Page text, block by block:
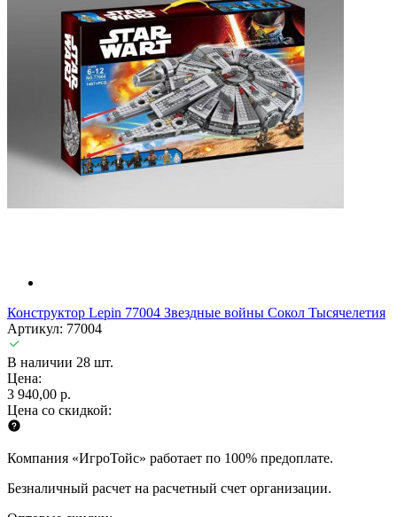
Конструктор Lepin 77004 Звездные войны Сокол Тысячелетия
Артикул: 77004
В наличии 28 шт.
Цена:
3 940,00 р.
Цена со скидкой:
Компания «ИгроТойс» работает по 100% предоплате.
Безналичный расчет на расчетный счет организации.